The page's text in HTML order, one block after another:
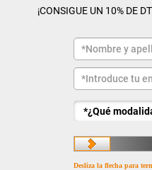
¡CONSIGUE UN 10% DE
Desliza la flecha para